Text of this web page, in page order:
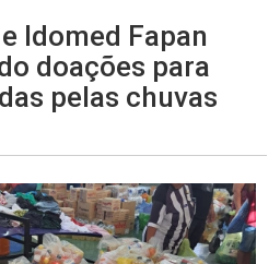
Idomed Fapan
doações para
pelas chuvas